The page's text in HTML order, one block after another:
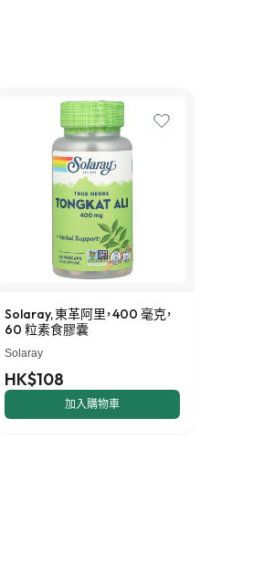
Solaray, 東革阿里，400 毫克，
60 粒素食膠囊
Solaray
HK$108
加入購物車